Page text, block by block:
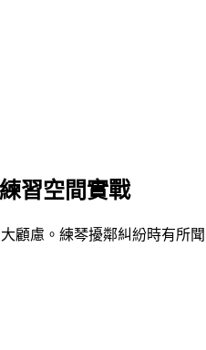
習空間實戰
大顧慮。練琴擾鄰糾紛時有所